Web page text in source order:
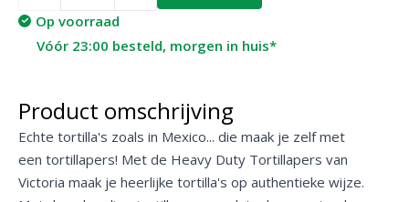
Op voorraad
Vóór 23:00 besteld, morgen in huis*
Product omschrijving
Echte tortilla's zoals in Mexico... die maak je zelf met
een tortillapers! Met de Heavy Duty Tortillapers van
Victoria maak je heerlijke tortilla's op authentieke wijze.